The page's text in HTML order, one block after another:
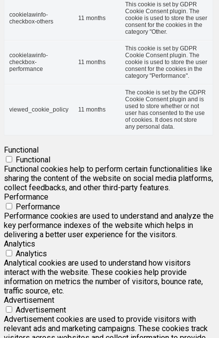
cookielawinfo-
checkbox-others
11 months
This cookie is set by GDPR
Cookie Consent plugin. The
cookie is used to store the user
consent for the cookies in the
category "Other.
cookielawinfo-
checkbox-
performance
11 months
This cookie is set by GDPR
Cookie Consent plugin. The
cookie is used to store the user
consent for the cookies in the
category "Performance".
viewed_cookie_policy 11 months
The cookie is set by the GDPR
Cookie Consent plugin and is
used to store whether or not
user has consented to the use
of cookies. It does not store
any personal data.
Functional
Functional
Functional cookies help to perform certain functionalities like
sharing the content of the website on social media platforms,
collect feedbacks, and other third-party features.
Performance
Performance
Performance cookies are used to understand and analyze the
key performance indexes of the website which helps in
delivering a better user experience for the visitors.
Analytics
Analytics
Analytical cookies are used to understand how visitors
interact with the website. These cookies help provide
information on metrics the number of visitors, bounce rate,
traffic source, etc.
Advertisement
Advertisement
Advertisement cookies are used to provide visitors with
relevant ads and marketing campaigns. These cookies track